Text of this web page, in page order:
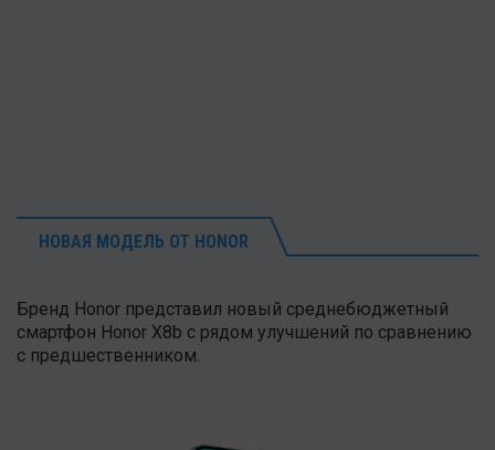
НОВАЯ МОДЕЛЬ ОТ HONOR
Бренд Honor представил новый среднебюджетный
смартфон Honor X8b с рядом улучшений по сравнению
с предшественником.